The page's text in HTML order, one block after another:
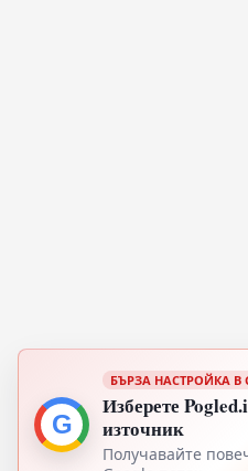
G
БЪРЗА НАСТРОЙКА В
Изберете
източник
Получавайте